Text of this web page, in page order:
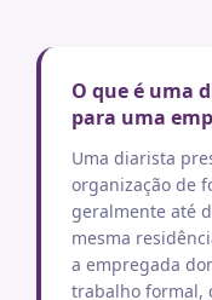
O que é uma
para uma
Uma diarista
organização de
geralmente até
mesma
a empregada
trabalho formal,